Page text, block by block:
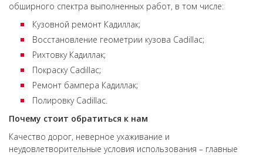
обширного спектра выполненных работ, в том числе:
Кузовной ремонт Кадиллак;
Восстановление геометрии кузова Cadillac;
Рихтовку Кадиллак;
Покраску Cadillac;
Ремонт бампера Кадиллак;
Полировку Cadillac.
Почему стоит обратиться к нам
Качество дорог, неверное ухаживание и
неудовлетворительные условия использования – главные